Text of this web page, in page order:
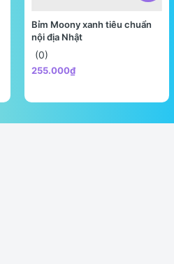
Bỉm Moony xanh tiêu chuẩn
nội địa Nhật
(0)
255.000₫